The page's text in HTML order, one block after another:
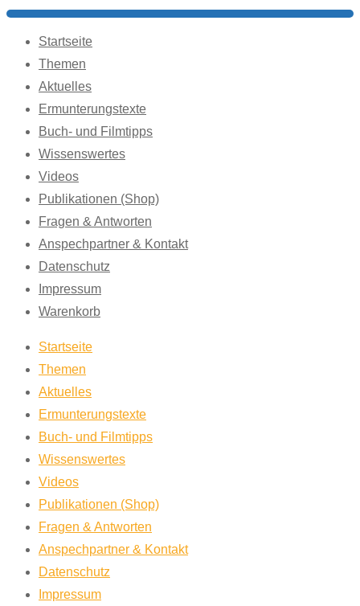
Startseite
Themen
Aktuelles
Ermunterungstexte
Buch- und Filmtipps
Wissenswertes
Videos
Publikationen (Shop)
Fragen & Antworten
Anspechpartner & Kontakt
Datenschutz
Impressum
Warenkorb
Startseite
Themen
Aktuelles
Ermunterungstexte
Buch- und Filmtipps
Wissenswertes
Videos
Publikationen (Shop)
Fragen & Antworten
Anspechpartner & Kontakt
Datenschutz
Impressum